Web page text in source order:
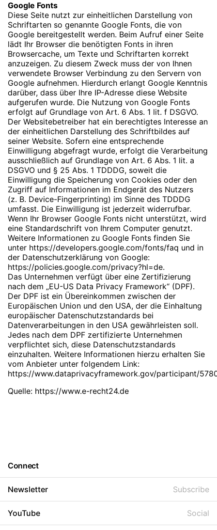
Google Fonts
Diese Seite nutzt zur einheitlichen Darstellung von
Schriftarten so genannte Google Fonts, die von
Google bereitgestellt werden. Beim Aufruf einer Seite
lädt Ihr Browser die benötigten Fonts in ihren
Browsercache, um Texte und Schriftarten korrekt
anzuzeigen. Zu diesem Zweck muss der von Ihnen
verwendete Browser Verbindung zu den Servern von
Google aufnehmen. Hierdurch erlangt Google Kenntnis
darüber, dass über Ihre IP-Adresse diese Website
aufgerufen wurde. Die Nutzung von Google Fonts
erfolgt auf Grundlage von Art. 6 Abs. 1 lit. f DSGVO.
Der Websitebetreiber hat ein berechtigtes Interesse an
der einheitlichen Darstellung des Schriftbildes auf
seiner Website. Sofern eine entsprechende
Einwilligung abgefragt wurde, erfolgt die Verarbeitung
ausschließlich auf Grundlage von Art. 6 Abs. 1 lit. a
DSGVO und § 25 Abs. 1 TDDDG, soweit die
Einwilligung die Speicherung von Cookies oder den
Zugriff auf Informationen im Endgerät des Nutzers
(z. B. Device-Fingerprinting) im Sinne des TDDDG
umfasst. Die Einwilligung ist jederzeit widerrufbar.
Wenn Ihr Browser Google Fonts nicht unterstützt, wird
eine Standardschrift von Ihrem Computer genutzt.
Weitere Informationen zu Google Fonts finden Sie
unter https://developers.google.com/fonts/faq und in
der Datenschutzerklärung von Google:
https://policies.google.com/privacy?hl=de.
Das Unternehmen verfügt über eine Zertifizierung
nach dem „EU-US Data Privacy Framework“ (DPF).
Der DPF ist ein Übereinkommen zwischen der
Europäischen Union und den USA, der die Einhaltung
europäischer Datenschutzstandards bei
Datenverarbeitungen in den USA gewährleisten soll.
Jedes nach dem DPF zertifizierte Unternehmen
verpflichtet sich, diese Datenschutzstandards
einzuhalten. Weitere Informationen hierzu erhalten Sie
vom Anbieter unter folgendem Link:
https://www.dataprivacyframework.gov/participant/
Quelle: https://www.e-recht24.de
Connect
Newsletter Subscribe
YouTube Social